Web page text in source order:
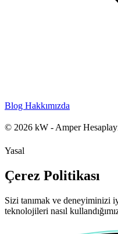
Blog Hakkımızda
© 2026 kW - Amper
Yasal
Çerez Politikası
Sizi tanımak ve deneyiminizi
teknolojileri nasıl